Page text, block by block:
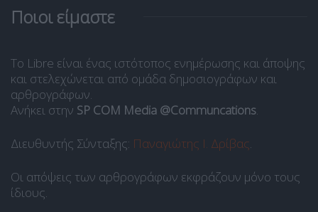
Ποιοι είμαστε
Το Libre είναι ένας ιστότοπος ενημέρωσης και άποψης
και στελεχώνεται από ομάδα δημοσιογράφων και
αρθρογράφων.
Ανήκει στην SP COM Media @Communcations.
Διευθυντής Σύνταξης: Παναγιώτης Ι. Δρίβας.
Οι απόψεις των αρθρογράφων εκφράζουν μόνο τους
ίδιους.